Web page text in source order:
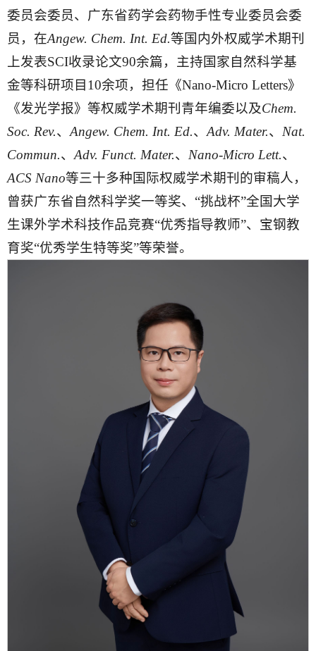
委员会委员、广东省药学会药物手性专业委员会委
员，在Angew. Chem. Int. Ed.等国内外权威学术期刊
上发表SCI收录论文90余篇，主持国家自然科学基
金等科研项目10余项，担任《Nano-Micro Letters》
《发光学报》等权威学术期刊青年编委以及Chem.
Soc. Rev.、 Angew. Chem. Int. Ed.、 Adv. Mater.、 Nat.
Commun.、 Adv. Funct. Mater.、 Nano-Micro Lett.、
ACS Nano等三十多种国际权威学术期刊的审稿人，
曾获广东省自然科学奖一等奖、“挑战杯”全国大学
生课外学术科技作品竞赛“优秀指导教师”、宝钢教
育奖“优秀学生特等奖”等荣誉。